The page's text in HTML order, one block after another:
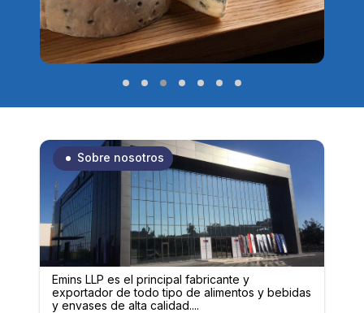
Sobre nosotros
Emins LLP es el principal fabricante y
exportador de todo tipo de alimentos y bebidas
y envases de alta calidad....